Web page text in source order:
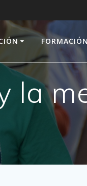
FORMACIÓN
la